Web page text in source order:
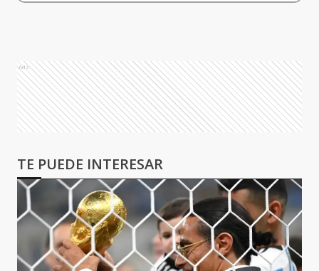
Ads
TE PUEDE INTERESAR